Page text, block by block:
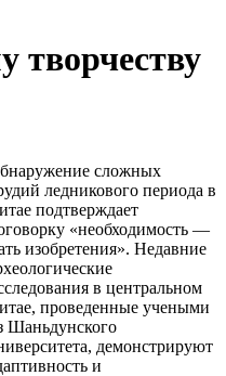
творчеству
сложных
ледникового периода в
подтверждает
«необходимость —
изобретения». Недавние
в центральном
проведенные учеными
Шаньдунского
демонстрируют
и